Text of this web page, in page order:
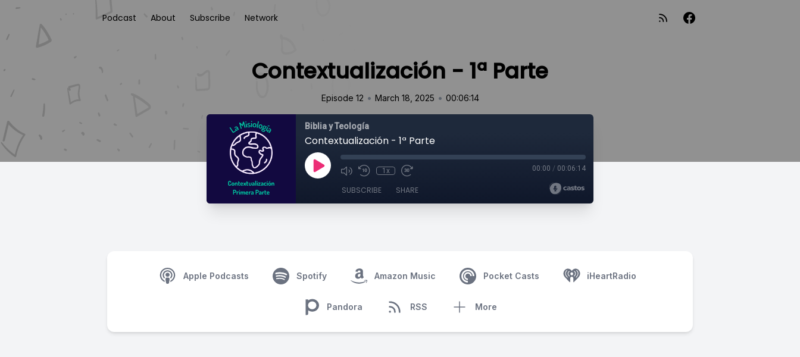
Podcast About Subscribe Network
Contextualización - 1ª Parte
Episode 12 • March 18, 2025 • 00:06:14
Biblia y Teología
Contextualización - 1ª Parte
1x 00:00 / 00:06:14
SUBSCRIBE SHARE
Apple Podcasts Spotify Amazon Music Pocket Casts iHeartRadio
Pandora RSS More